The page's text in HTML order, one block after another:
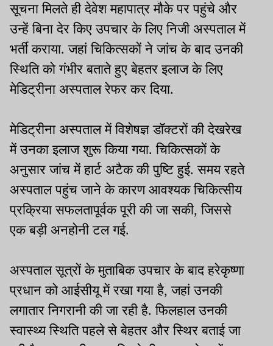
सूचना मिलते ही देवेश महापात्र मौके पर पहुंचे और
उन्हें बिना देर किए उपचार के लिए निजी अस्पताल में
भर्ती कराया. जहां चिकित्सकों ने जांच के बाद उनकी
स्थिति को गंभीर बताते हुए बेहतर इलाज के लिए
मेडिट्रीना अस्पताल रेफर कर दिया.
मेडिट्रीना अस्पताल में विशेषज्ञ डॉक्टरों की देखरेख
में उनका इलाज शुरू किया गया. चिकित्सकों के
अनुसार जांच में हार्ट अटैक की पुष्टि हुई. समय रहते
अस्पताल पहुंच जाने के कारण आवश्यक चिकित्सीय
प्रक्रिया सफलतापूर्वक पूरी की जा सकी, जिससे
एक बड़ी अनहोनी टल गई.
अस्पताल सूत्रों के मुताबिक उपचार के बाद हरेकृष्णा
प्रधान को आईसीयू में रखा गया है, जहां उनकी
लगातार निगरानी की जा रही है. फिलहाल उनकी
स्वास्थ्य स्थिति पहले से बेहतर और स्थिर बताई जा